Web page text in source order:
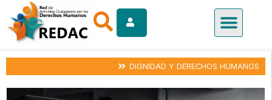
DIGNIDAD Y DERECHOS HUMANOS